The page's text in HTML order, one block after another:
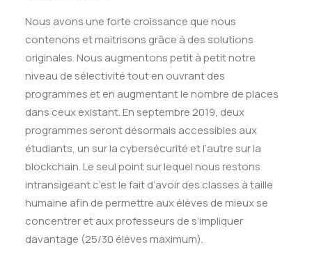
Nous avons une forte croissance que nous
contenons et maitrisons grâce à des solutions
originales. Nous augmentons petit à petit notre
niveau de sélectivité tout en ouvrant des
programmes et en augmentant le nombre de places
dans ceux existant. En septembre 2019, deux
programmes seront désormais accessibles aux
étudiants, un sur la cybersécurité et l’autre sur la
blockchain. Le seul point sur lequel nous restons
intransigeant c’est le fait d’avoir des classes à taille
humaine afin de permettre aux élèves de mieux se
concentrer et aux professeurs de s’impliquer
davantage (25/30 élèves maximum).